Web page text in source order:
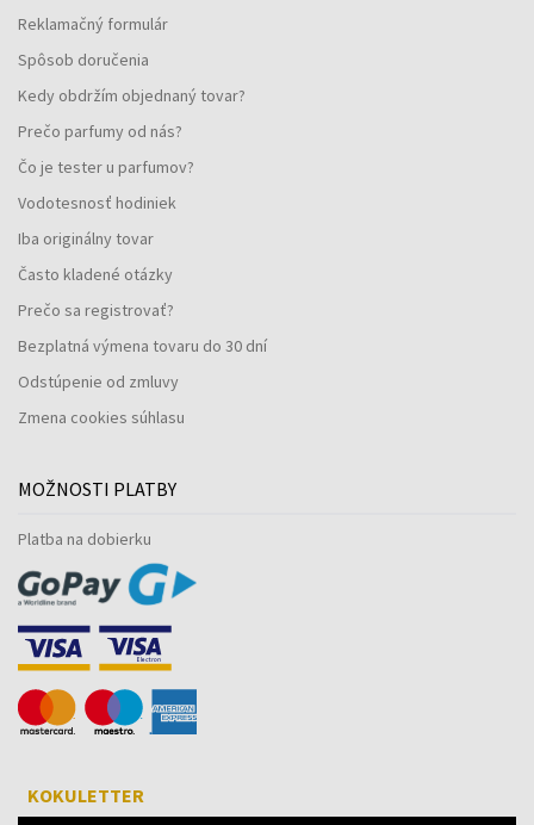
Reklamačný formulár
Spôsob doručenia
Kedy obdržím objednaný tovar?
Prečo parfumy od nás?
Čo je tester u parfumov?
Vodotesnosť hodiniek
Iba originálny tovar
Často kladené otázky
Prečo sa registrovať?
Bezplatná výmena tovaru do 30 dní
Odstúpenie od zmluvy
Zmena cookies súhlasu
MOŽNOSTI PLATBY
Platba na dobierku
KOKULETTER